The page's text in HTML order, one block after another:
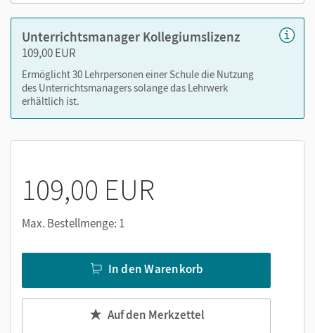
oder über die Cornelsen Lernen App.
Unterrichtsmanager Kollegiumslizenz
109,00 EUR
Ermöglicht 30 Lehrpersonen einer Schule die Nutzung
des Unterrichtsmanagers solange das Lehrwerk
erhältlich ist.
109,00 EUR
Max. Bestellmenge: 1
In den Warenkorb
Auf den Merkzettel